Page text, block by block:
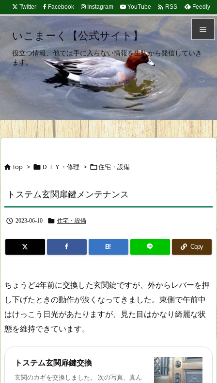


メニュ

サイド

次へ
Twitter Facebook Instagram YouTube  RSS Feedly
いこまーく【公式サイト】
役立つ情報、他では手に入らない情報を生駒から発信していき
ます。
Top >  ＤＩＹ・修理 > 住宅・設備
トステム玄関扉鍵メンテナンス
 2023-06-10  住宅・設備
B! Copy
ちょうど4年前に交換した玄関錠ですが、外からレバーを押
し下げたときの動作が渋くなってきました。東側で午前中
はけっこう日光があたりますが、見た目はかなり綺麗な状
態を維持できています。
トステム玄関扉鍵交換
玄関のカギを交換しました。 次の写真、真ん